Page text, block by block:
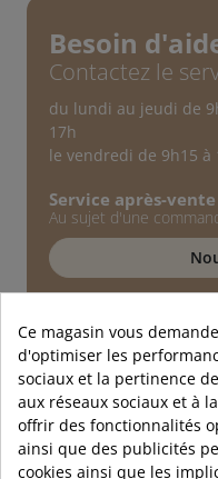
Besoin
Contactez le
du lundi au jeudi de
17h
le vendredi de 9h15 à
Service après-vente
Au sujet d'une
Conseils d'experts
01
Ce magasin vous
d'optimiser les
sociaux et la pertinence
aux réseaux sociaux et à
offrir des fonctionnalités
ainsi que des publicités
cookies ainsi que les